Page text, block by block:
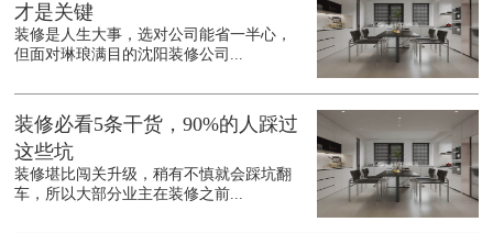
才是关键
装修是人生大事，选对公司能省一半心，
但面对琳琅满目的沈阳装修公司...
装修必看5条干货，90%的人踩过
这些坑
装修堪比闯关升级，稍有不慎就会踩坑翻
车，所以大部分业主在装修之前...